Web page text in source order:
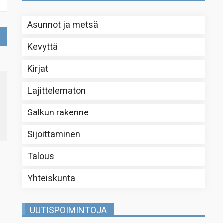
Asunnot ja metsä
Kevyttä
Kirjat
Lajittelematon
Salkun rakenne
Sijoittaminen
Talous
Yhteiskunta
UUTISPOIMINTOJA